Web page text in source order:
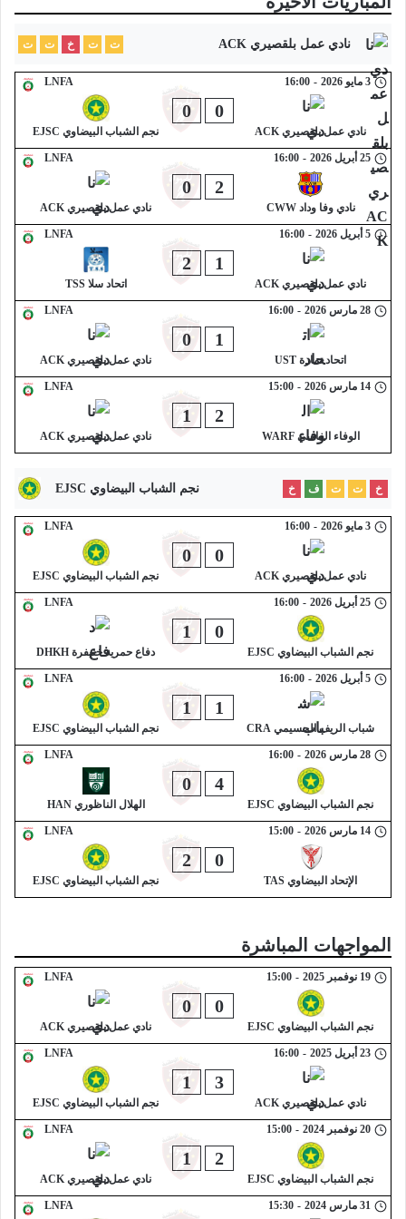
نادي عمل بلقصيري ACK ت ت خ ت ت
LNFA 3 مايو 2026 -
16:00
نادي عمل بلقصيري ACK
0
0
نجم الشباب البيضاوي EJSC
LNFA 25 أبريل 2026 -
16:00
نادي وفا وداد CWW
2
0
نادي عمل بلقصيري ACK
LNFA 5 أبريل 2026 -
16:00
نادي عمل بلقصيري ACK
1
2
اتحاد سلا TSS
LNFA 28 مارس 2026 -
16:00
اتحاد تمارة UST
1
0
نادي عمل بلقصيري ACK
LNFA 14 مارس 2026 -
15:00
الوفاء الفاسي WARF
2
1
نادي عمل بلقصيري ACK
نجم الشباب البيضاوي EJSC خ ت ت ف خ
LNFA 3 مايو 2026 -
16:00
نادي عمل بلقصيري ACK
0
0
نجم الشباب البيضاوي EJSC
LNFA 25 أبريل 2026 -
16:00
نجم الشباب البيضاوي EJSC
0
1
دفاع حمرية خنيفرة DHKH
LNFA 5 أبريل 2026 -
16:00
شباب الريف الحسيمي CRA
1
1
نجم الشباب البيضاوي EJSC
LNFA 28 مارس 2026 -
16:00
نجم الشباب البيضاوي EJSC
4
0
الهلال الناظوري HAN
LNFA 14 مارس 2026 -
15:00
الإتحاد البيضاوي TAS
0
2
نجم الشباب البيضاوي EJSC
المواجهات المباشرة
LNFA 19 نوفمبر 2025 -
15:00
نجم الشباب البيضاوي EJSC
0
0
نادي عمل بلقصيري ACK
LNFA 23 أبريل 2025 -
16:00
نادي عمل بلقصيري ACK
3
1
نجم الشباب البيضاوي EJSC
LNFA 20 نوفمبر 2024 -
15:00
نجم الشباب البيضاوي EJSC
2
1
نادي عمل بلقصيري ACK
LNFA 31 مارس 2024 -
15:30